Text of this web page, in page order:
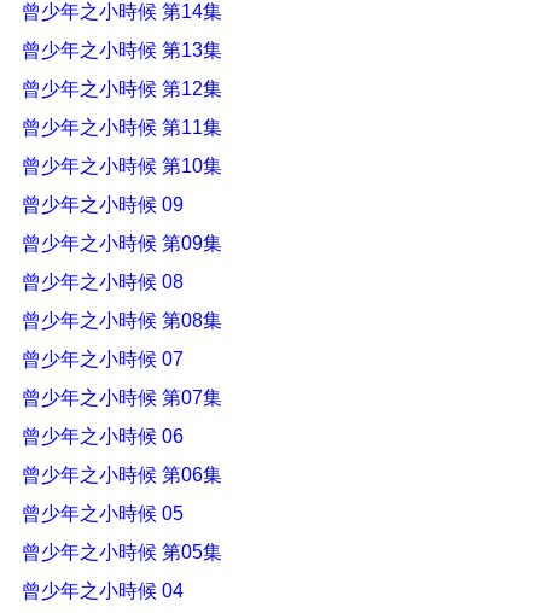
曾少年之小時候 第14集
曾少年之小時候 第13集
曾少年之小時候 第12集
曾少年之小時候 第11集
曾少年之小時候 第10集
曾少年之小時候 09
曾少年之小時候 第09集
曾少年之小時候 08
曾少年之小時候 第08集
曾少年之小時候 07
曾少年之小時候 第07集
曾少年之小時候 06
曾少年之小時候 第06集
曾少年之小時候 05
曾少年之小時候 第05集
曾少年之小時候 04